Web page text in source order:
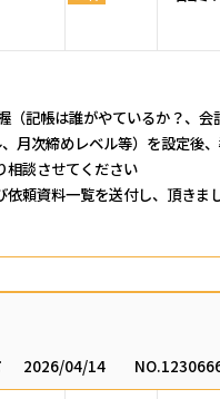
（記帳は誰がやているか？、
月次締めレベル等）を設定後、
相談させてください
頼資料一覧を送付し、頂き
2026/04/14